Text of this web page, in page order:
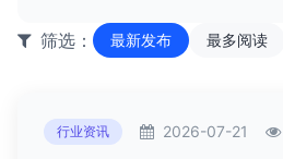
筛选： 最新发布 最多阅读
行业资讯 2026-07-21